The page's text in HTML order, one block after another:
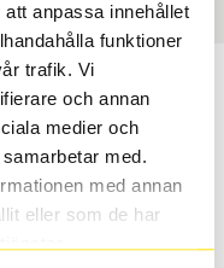
anpassa innehållet
funktioner
trafik. Vi
och annan
medier och
med.
med annan
eller som de har
se om det däck du
däck som skall
till att kolla en extra